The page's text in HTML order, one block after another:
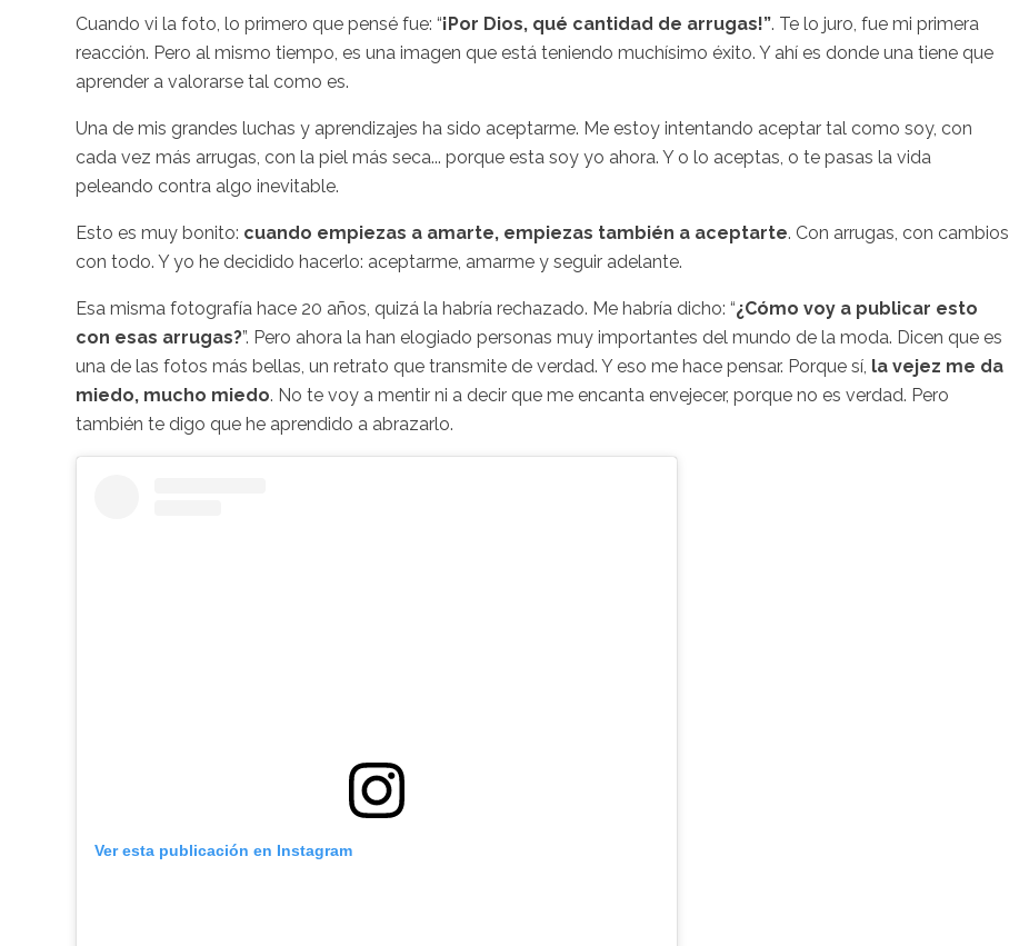
Cuando vi la foto, lo primero que pensé fue: “¡Por Dios, qué cantidad de arrugas!”. Te lo juro, fue mi primera
reacción. Pero al mismo tiempo, es una imagen que está teniendo muchísimo éxito. Y ahí es donde una tiene que
aprender a valorarse tal como es.
Una de mis grandes luchas y aprendizajes ha sido aceptarme. Me estoy intentando aceptar tal como soy, con
cada vez más arrugas, con la piel más seca... porque esta soy yo ahora. Y o lo aceptas, o te pasas la vida
peleando contra algo inevitable.
Esto es muy bonito: cuando empiezas a amarte, empiezas también a aceptarte. Con arrugas, con cambios,
con todo. Y yo he decidido hacerlo: aceptarme, amarme y seguir adelante.
Esa misma fotografía hace 20 años, quizá la habría rechazado. Me habría dicho: “¿Cómo voy a publicar esto
con esas arrugas?”. Pero ahora la han elogiado personas muy importantes del mundo de la moda. Dicen que es
una de las fotos más bellas, un retrato que transmite de verdad. Y eso me hace pensar. Porque sí, la vejez me da
miedo, mucho miedo. No te voy a mentir ni a decir que me encanta envejecer, porque no es verdad. Pero
también te digo que he aprendido a abrazarlo.
Ver esta publicación en Instagram